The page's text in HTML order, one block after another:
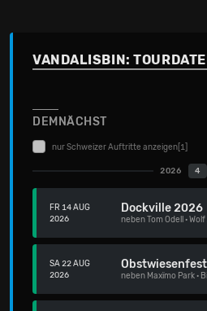
VANDALISBIN:
DEMNÄCHST
nur Schweizer Auftritte anzeigen [1]
2026 4
FR 14 AUG
2026
Dockville 2026
nebenTom Odell ·Wolf
SA 22 AUG
2026
neben Maxïmo Park·